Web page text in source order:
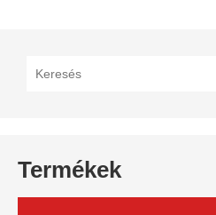
Termékek